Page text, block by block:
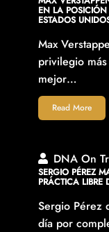
EN LA POSICIÓN
ESTADOS
Max
privilegio
mejor…
Read More
DNA On
SERGIO PÉREZ
PRÁCTICA LIBRE
Sergio Pérez
día por